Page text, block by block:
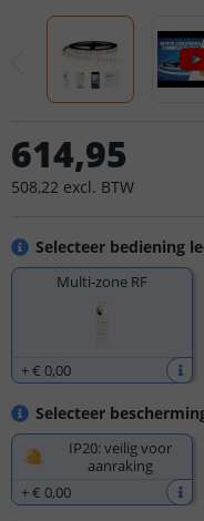
Selecteer bediening
Multi-zone RF
+€ 0,00
Selecteer
IP20: veilig voor
aanraking
+€ 0,00
614,95
508,22 excl. BTW